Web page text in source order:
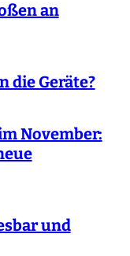
an
die Geräte?
November:
und